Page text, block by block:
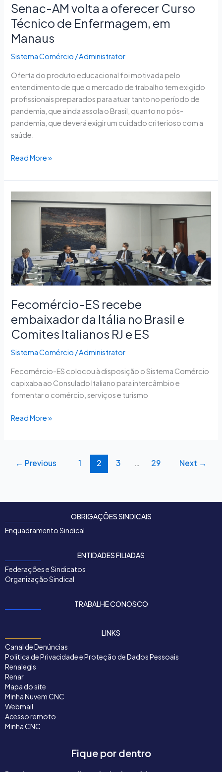
Senac-AM volta a oferecer Curso
Técnico de Enfermagem, em
Manaus
Sistema Comércio /Administrator
Oferta do produto educacional foi motivada pelo
entendimento de que o mercado de trabalho tem exigido
profissionais preparados para atuar tanto no período de
pandemia, que ainda assola o Brasil, quanto no pós-
pandemia, que deverá exigir um cuidado criterioso com a
saúde.
Read More »
Fecomércio-ES recebe
embaixador da Itália no Brasil e
Comites Italianos RJ e ES
Sistema Comércio /Administrator
Fecomércio-ES colocou à disposição o Sistema Comércio
capixaba ao Consulado Italiano para intercâmbio e
fomentar o comércio, serviços e turismo
embaixador
Itália
no
Brasil
Comites
Italianos
RJ
e
ES
Read More »
← Previous 1 2 3 … 29 Next →
OBRIGAÇÕES SINDICAIS
Enquadramento Sindical
ENTIDADES FILIADAS
Federações e Sindicatos
Organização Sindical
TRABALHE CONOSCO
LINKS
Canal de Denúncias
Política de Privacidade e Proteção de Dados Pessoais
Renalegis
Renar
Mapa do site
Minha Nuvem CNC
Webmail
Acesso remoto
Minha CNC
Fique por dentro